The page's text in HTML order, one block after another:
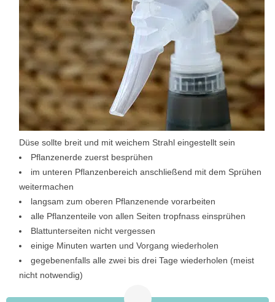
Düse sollte breit und mit weichem Strahl eingestellt sein
Pflanzenerde zuerst besprühen
im unteren Pflanzenbereich anschließend mit dem Sprühen
weitermachen
langsam zum oberen Pflanzenende vorarbeiten
alle Pflanzenteile von allen Seiten tropfnass einsprühen
Blattunterseiten nicht vergessen
einige Minuten warten und Vorgang wiederholen
gegebenenfalls alle zwei bis drei Tage wiederholen (meist
nicht notwendig)